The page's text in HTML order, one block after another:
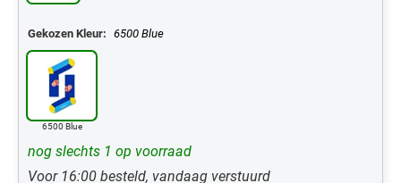
Gekozen Kleur: 6500 Blue
6500 Blue
nog slechts 1 op voorraad
Voor 16:00 besteld, vandaag verstuurd